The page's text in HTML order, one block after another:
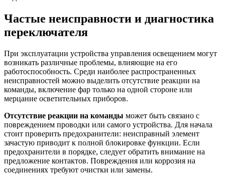
Частые неисправности и диагностика
переключателя
При эксплуатации устройства управления освещением могут
возникать различные проблемы, влияющие на его
работоспособность. Среди наиболее распространенных
неисправностей можно выделить отсутствие реакции на
команды, включение фар только на одной стороне или
мерцание осветительных приборов.
Отсутствие реакции на команды может быть связано с
повреждением проводки или самого устройства. Для начала
стоит проверить предохранители: неисправный элемент
зачастую приводит к полной блокировке функции. Если
предохранители в порядке, следует обратить внимание на
предложение контактов. Повреждения или коррозия на
соединениях требуют очистки или замены.